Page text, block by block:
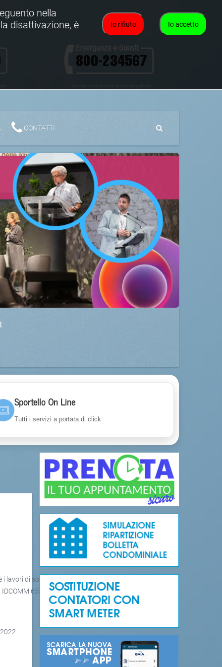
CONTATTI
Sportello On Line
Tutti i servizi a portata di click
lavori di sostituzione primo tratto condotta Sarzanese e
655
Io accetto
Io rifiuto
nella
disattivazione, è